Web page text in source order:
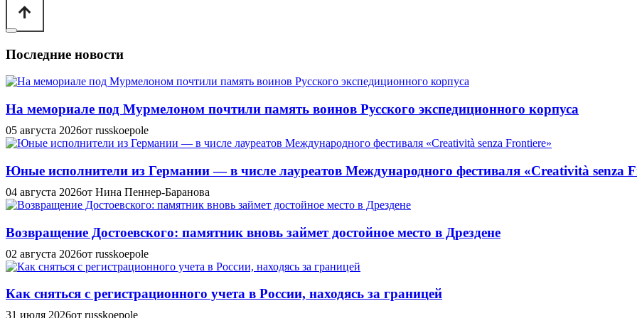
Последние новости
На мемориале под Мурмелоном почтили память воинов Русского экспедиционного корпуса
05 августа 2026от russkoepole
Юные исполнители из Германии — в числе лауреатов Международного фестиваля «Creatività senza
04 августа 2026от Нина Пеннер-Баранова
Возвращение Достоевского: памятник вновь займет достойное место в Дрездене
02 августа 2026от russkoepole
Как сняться с регистрационного учета в России, находясь за границей
31 июля 2026от russkoepole